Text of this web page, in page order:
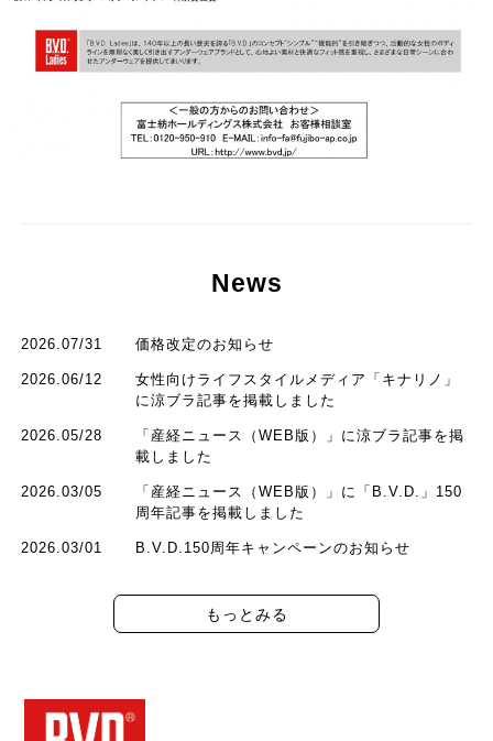
News
2026.07/31 価格改定のお知らせ
2026.06/12
女性向けライフスタイルメディア「キナリノ」
に涼ブラ記事を掲載しました
2026.05/28
「産経ニュース（WEB版）」に涼ブラ記事を掲
載しました
2026.03/05
「産経ニュース（WEB版）」に「B.V.D.」150
周年記事を掲載しました
2026.03/01 B.V.D.150周年キャンペーンのお知らせ
もっとみる